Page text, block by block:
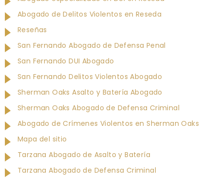
Abogado de Delitos Violentos en Reseda
Reseñas
San Fernando Abogado de Defensa Penal
San Fernando DUI Abogado
San Fernando Delitos Violentos Abogado
Sherman Oaks Asalto y Batería Abogado
Sherman Oaks Abogado de Defensa Criminal
Abogado de Crímenes Violentos en Sherman Oaks
Mapa del sitio
Tarzana Abogado de Asalto y Batería
Tarzana Abogado de Defensa Criminal